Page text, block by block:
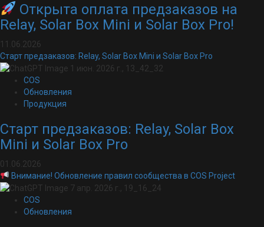
Открыта оплата предзаказов на
Relay, Solar Box Mini и Solar Box Pro!
11.06.2026
Старт предзаказов: Relay, Solar Box Mini и Solar Box Pro
COS
Обновления
Продукция
Старт предзаказов: Relay, Solar Box
Mini и Solar Box Pro
01.06.2026
Внимание! Обновление правил сообщества в COS Project
COS
Обновления